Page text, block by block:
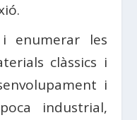
enumerar les
clàssics i
i
industrial,